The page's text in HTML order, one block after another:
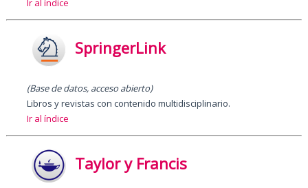
Ir al índice
SpringerLink
(Base de datos, acceso abierto)
Libros y revistas con contenido multidisciplinario.
Ir al índice
Taylor y Francis